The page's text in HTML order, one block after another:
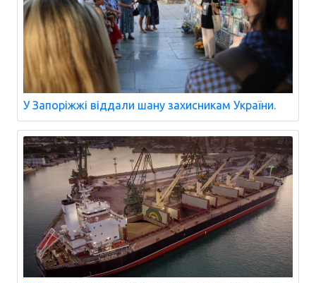
У Запоріжжі віддали шану захисникам України.